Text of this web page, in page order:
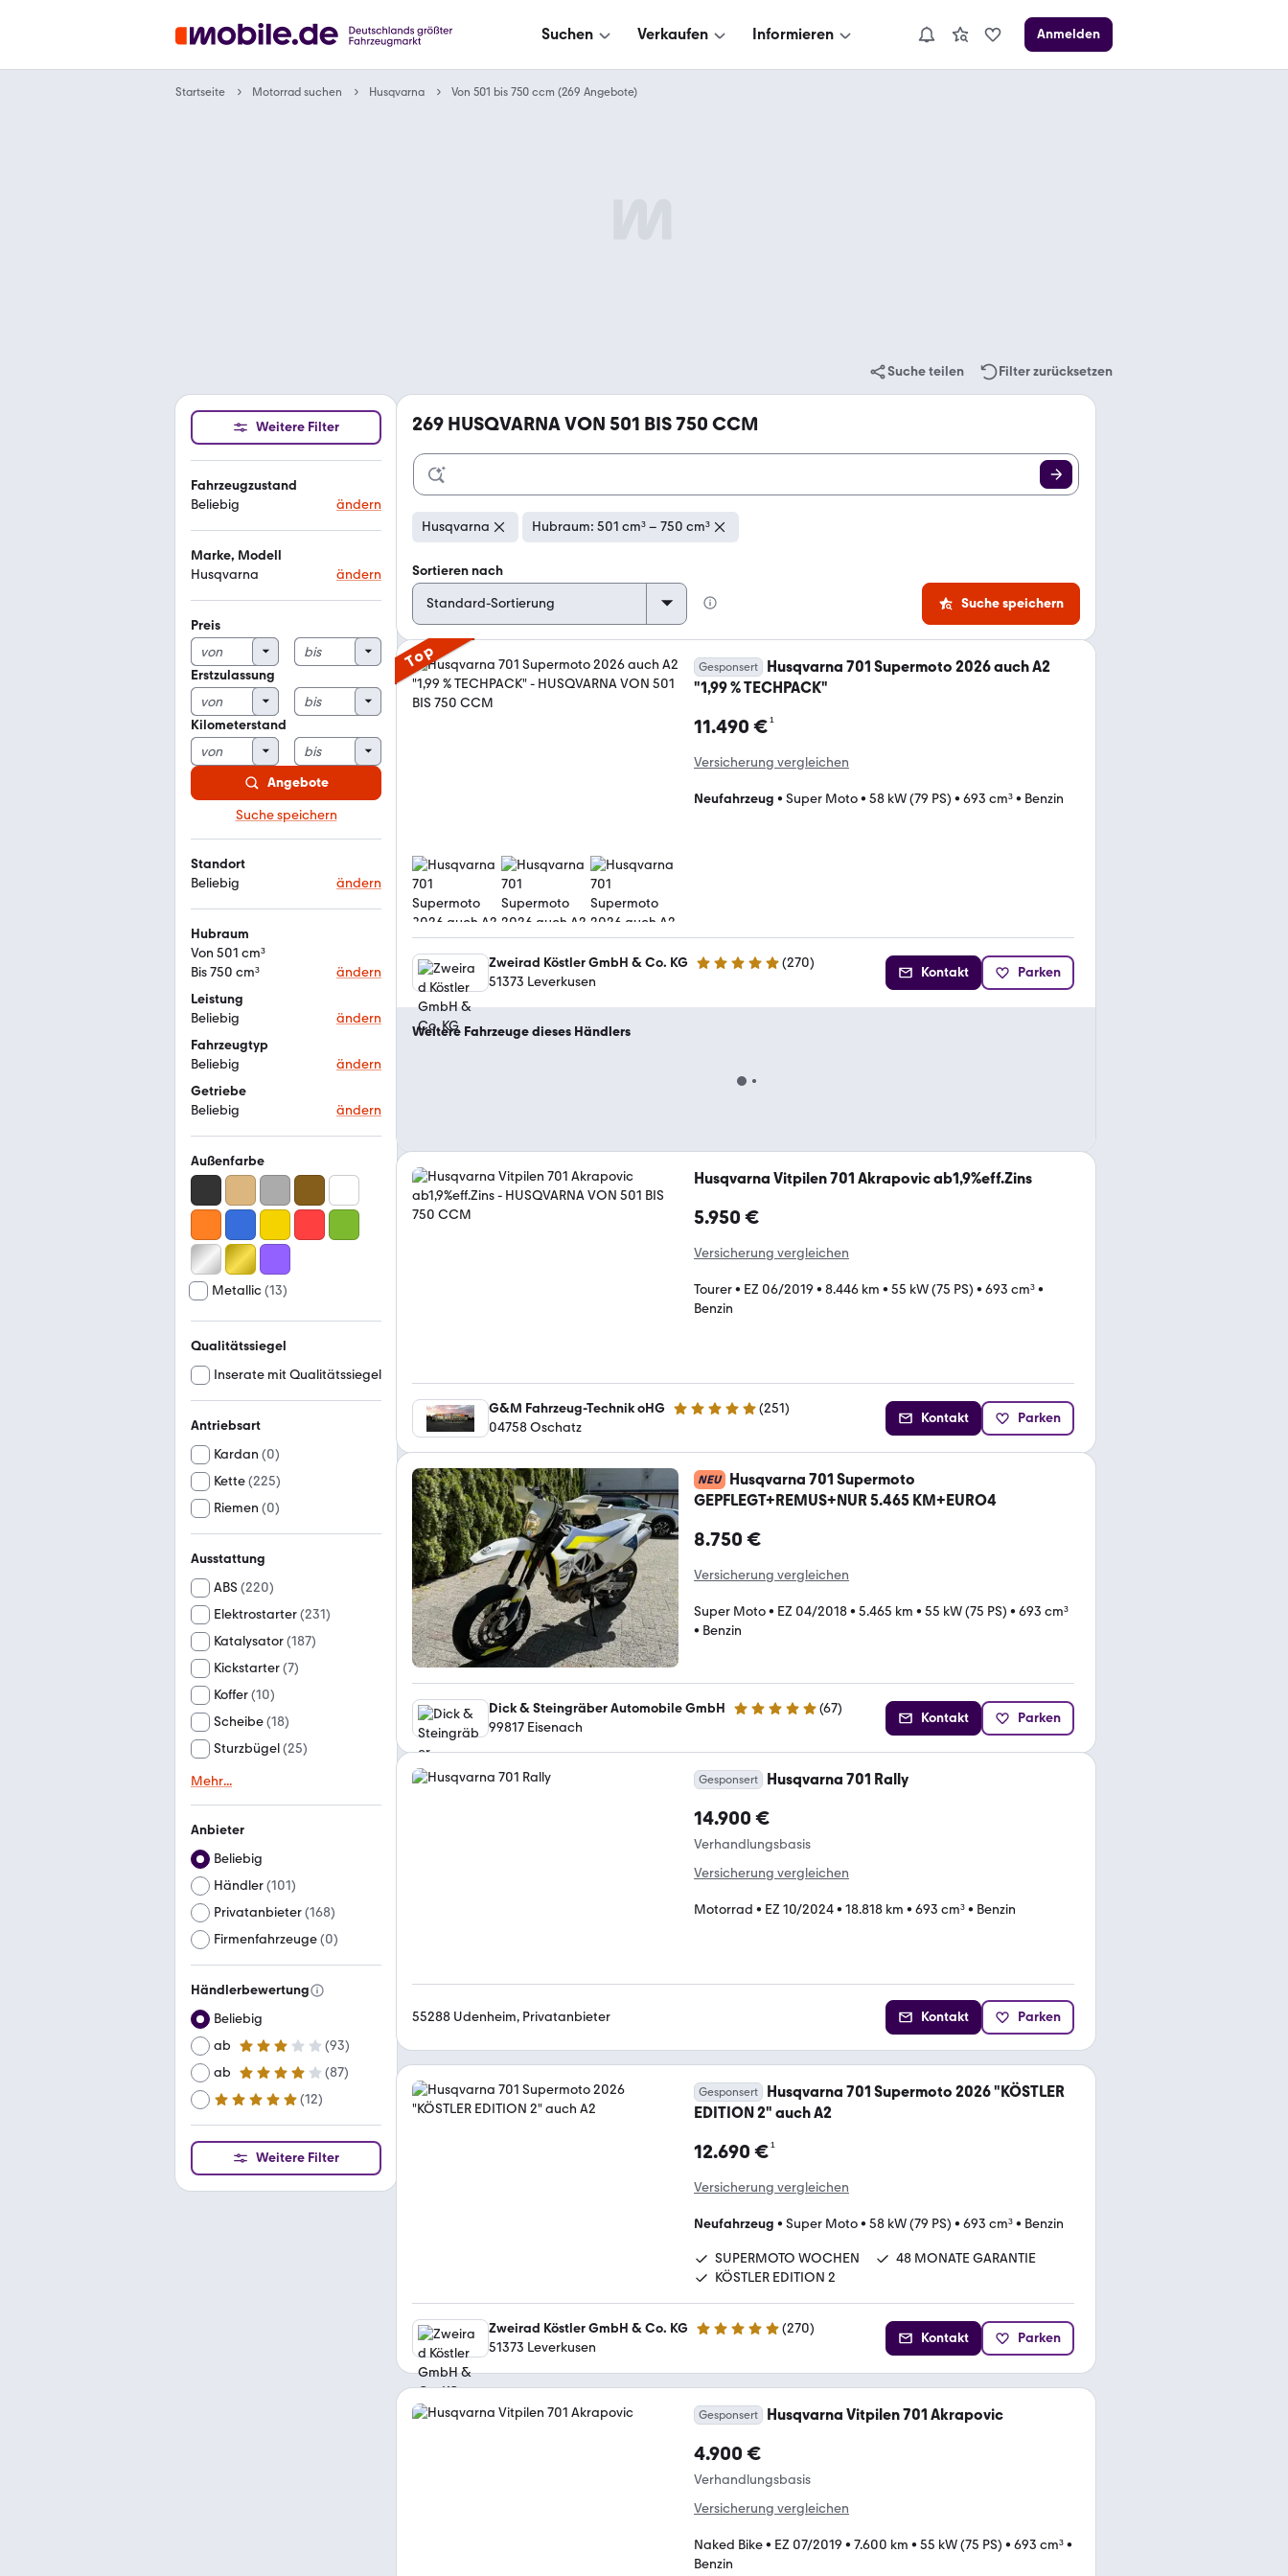
Suchen Verkaufen Informieren Anmelden
Startseite Motorrad suchen Husqvarna Von 501 bis 750 ccm (269 Angebote)
Suche teilen Filter zurücksetzen
Weitere Filter
Fahrzeugzustand
Beliebig
ändern
Marke, Modell
Husqvarna
ändern
Preis
Erstzulassung
Kilometerstand
Angebote
Suche speichern
Standort
Beliebig
ändern
Hubraum
Von 501 cm³
Bis 750 cm³
ändern
Leistung
Beliebig
ändern
Fahrzeugtyp
Beliebig
ändern
Getriebe
Beliebig
ändern
Außenfarbe
Metallic(13)
Qualitätssiegel
Inserate mit Qualitätssiegel
Antriebsart
Kardan (0)
Kette(225)
Riemen (0)
Ausstattung
ABS (220)
Elektrostarter(231)
Katalysator(187)
Kickstarter(7)
Koffer(10)
Scheibe(18)
Sturzbügel(25)
Mehr...
Anbieter
Beliebig
Händler(101)
Privatanbieter(168)
Firmenfahrzeuge(0)
Händlerbewertung
Beliebig
ab
3 Sterne (93)
ab
4 Sterne (87)
ab
5 Sterne (12)
Weitere Filter
269 HUSQVARNA VON 501 BIS 750 CCM
Husqvarna Hubraum: 501 cm³ – 750 cm³
Sortieren nach
Suche speichern
Top Gesponsert
Husqvarna 701 Supermoto 2026 auch A2
"1,99 % TECHPACK"
11.490 €¹
Versicherung vergleichen
Neufahrzeug • Super Moto• 58 kW (79 PS) • 693 cm³• Benzin
Zweirad Köstler GmbH & Co. KG 4.8 Sterne (270)
51373 Leverkusen
Kontakt Parken
Weitere Fahrzeuge dieses Händlers
Husqvarna Vitpilen 701 Akrapovic ab1,9%eff.Zins
5.950 €
Versicherung vergleichen
Tourer• EZ 06/2019 • 8.446 km • 55 kW (75 PS) • 693 cm³•
Benzin
G&M Fahrzeug-Technik oHG 5 Sterne (251)
04758 Oschatz
Kontakt Parken
NEU
Husqvarna 701 Supermoto
GEPFLEGT+REMUS+NUR 5.465 KM+EURO4
8.750 €
Versicherung vergleichen
Super Moto• EZ 04/2018• 5.465 km • 55 kW (75 PS) • 693 cm³
• Benzin
Dick & Steingräber Automobile GmbH 4.8 Sterne (67)
99817 Eisenach
Kontakt Parken
Gesponsert Husqvarna 701 Rally
14.900 €
Verhandlungsbasis
Versicherung vergleichen
Motorrad • EZ 10/2024• 18.818 km • 693 cm³• Benzin
55288 Udenheim, Privatanbieter Kontakt Parken
Gesponsert
Husqvarna 701 Supermoto 2026 "KÖSTLER
EDITION 2" auch A2
12.690 €¹
Versicherung vergleichen
Neufahrzeug • Super Moto• 58 kW (79 PS) • 693 cm³• Benzin
SUPERMOTO WOCHEN
48 MONATE GARANTIE
KÖSTLER EDITION 2
Zweirad Köstler GmbH & Co. KG 4.8 Sterne (270)
51373 Leverkusen
Kontakt Parken
Gesponsert Husqvarna Vitpilen 701 Akrapovic
4.900 €
Verhandlungsbasis
Versicherung vergleichen
Naked Bike• EZ 07/2019 • 7.600 km • 55 kW (75 PS) • 693 cm³•
Benzin